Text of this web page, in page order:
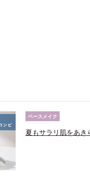
ベースメイク
夏もサラリ肌をあき